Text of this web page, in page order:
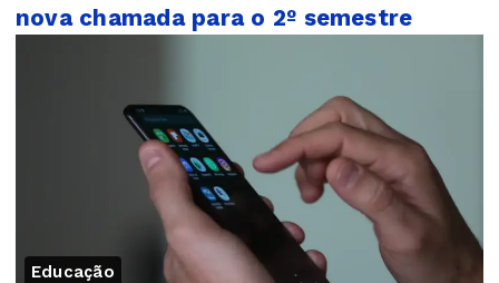
nova chamada para o 2º semestre
Educação